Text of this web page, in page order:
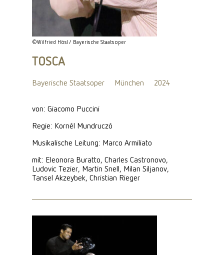
©Wilfried Hösl/ Bayerische Staatsoper
TOSCA
Bayerische Staatsoper München 2024
von: Giacomo Puccini
Regie: Kornél Mundruczó
Musikalische Leitung: Marco Armiliato
mit: Eleonora Buratto, Charles Castronovo,
Ludovic Tezier, Martin Snell, Milan Siljanov,
Tansel Akzeybek, Christian Rieger